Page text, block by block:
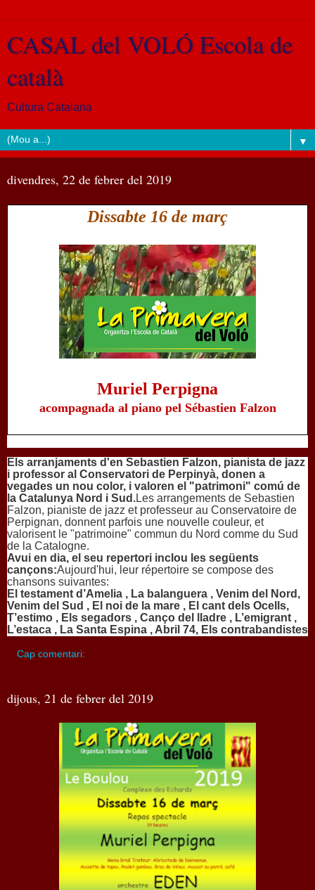
CASAL del VOLÓ Escola de
català
Cultura Catalana
▼
divendres, 22 de febrer del 2019
Dissabte 16 de març
Muriel Perpigna
acompagnada al piano pel Sébastien Falzon
Els arranjaments d'en Sebastien Falzon, pianista de jazz
i professor al Conservatori de Perpinyà, donen a
vegades un nou color, i valoren el "patrimoni" comú de
la Catalunya Nord i Sud.Les arrangements de Sebastien
Falzon, pianiste de jazz et professeur au Conservatoire de
Perpignan, donnent parfois une nouvelle couleur, et
valorisent le "patrimoine" commun du Nord comme du Sud
de la Catalogne.
Avui en dia, el seu repertori inclou les següents
cançons:Aujourd'hui, leur répertoire se compose des
chansons suivantes:
El testament d’Amelia , La balanguera , Venim del Nord,
Venim del Sud , El noi de la mare , El cant dels Ocells,
T’estimo , Els segadors , Canço del lladre , L’emigrant ,
L’estaca , La Santa Espina , Abril 74, Els contrabandistes
Cap comentari:
dijous, 21 de febrer del 2019